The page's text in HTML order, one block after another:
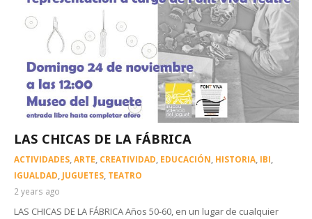
LAS CHICAS DE LA FÁBRICA
ACTIVIDADES, ARTE CREATIVIDAD EDUCACIÓN HISTORIA, IBI
IGUALDAD JUGUETES, TEATRO
2 years ago
LAS CHICAS DE LA FÁBRICA Años 50-60, en un lugar de cualquier